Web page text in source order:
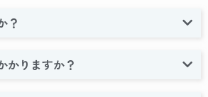
？
かりますか？